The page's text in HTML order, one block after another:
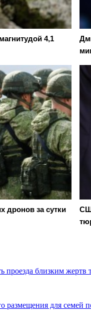
4,1
дронов за сутки
проезда близким жертв
для семей